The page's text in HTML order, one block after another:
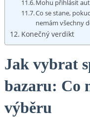
Mohu přihlásit
Co se stane,
nemám všechny
Konečný verdikt
Jak vybrat
bazaru: Co
výběru